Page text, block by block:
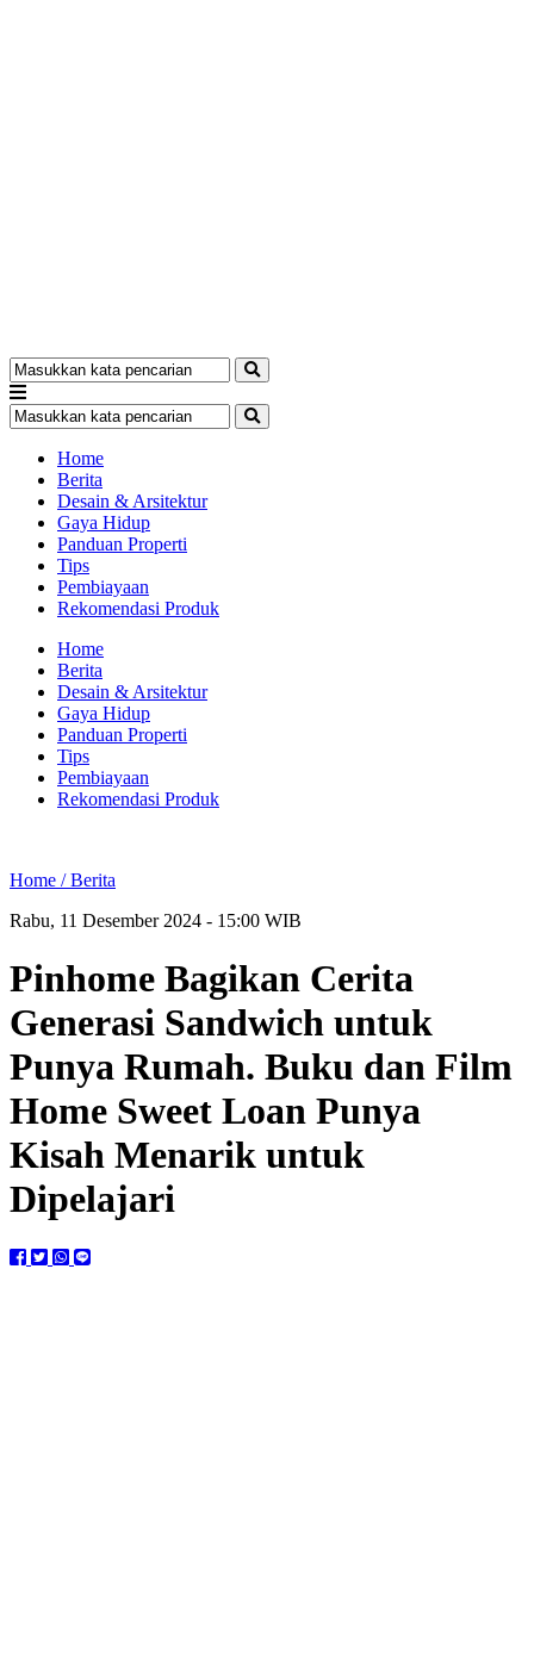
Home
Berita
Desain & Arsitektur
Gaya Hidup
Panduan Properti
Tips
Pembiayaan
Rekomendasi Produk
Home
Berita
Desain & Arsitektur
Gaya Hidup
Panduan Properti
Tips
Pembiayaan
Rekomendasi Produk
Home /Berita
Rabu, 11 Desember 2024 - 15:00 WIB
Pinhome Bagikan Cerita
Generasi Sandwich untuk
Punya Rumah. Buku dan Film
Home Sweet Loan Punya
Kisah Menarik untuk
Dipelajari